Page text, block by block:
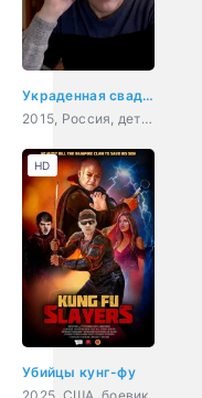
Украденная свадьба
2015, Россия, детектив, мелодрама
Убийцы кунг-фу
HD